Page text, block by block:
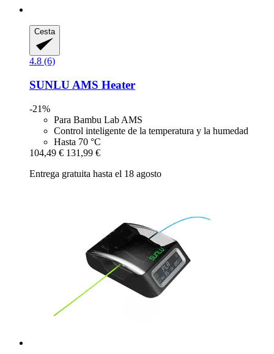
Cesta
4.8 (6)
SUNLU AMS Heater
-21%
Para Bambu Lab AMS
Control inteligente de la temperatura y la humedad
Hasta 70 °C
104,49 € 131,99 €
Entrega gratuita hasta el 18 agosto